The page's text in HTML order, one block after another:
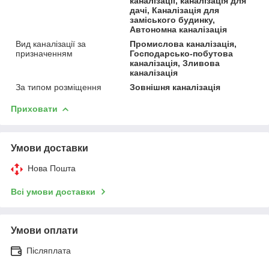
дачі, Каналізація для
заміського будинку,
Автономна каналізація
Вид каналізації за
призначенням
Промислова каналізація,
Господарсько-побутова
каналізація, Зливова
каналізація
За типом розміщення
Зовнішня каналізація
Приховати
Умови доставки
Нова Пошта
Всі умови доставки
Умови оплати
Післяплата